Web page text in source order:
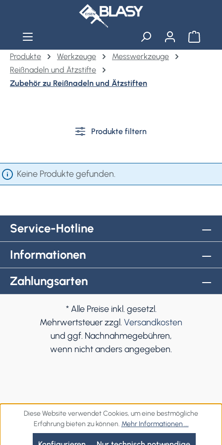
Zum Hauptinhalt springen
Produkte
Werkzeuge
Messwerkzeuge
Reißnadeln und Ätzstifte
Zubehör zu Reißnadeln und Ätzstiften
Produkte filtern
Keine Produkte gefunden.
Service-Hotline
Informationen
Zahlungsarten
* Alle Preise inkl. gesetzl.
Mehrwertsteuer zzgl. Versandkosten
und ggf. Nachnahmegebühren,
wenn nicht anders angegeben.
Diese Website verwendet Cookies, um eine bestmögliche
Erfahrung bieten zu können. Mehr Informationen ...